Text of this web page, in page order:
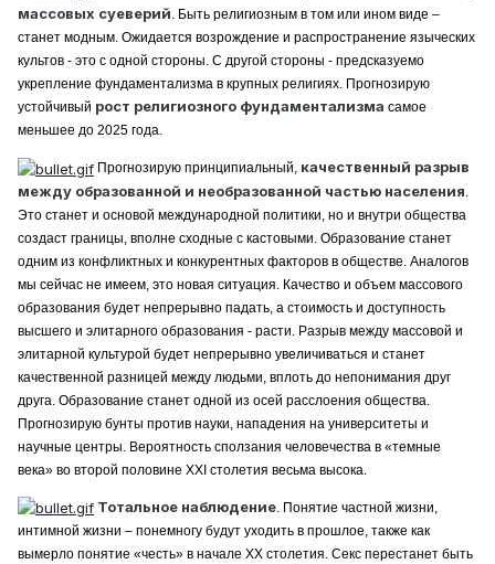
массовых суеверий. Быть религиозным в том или ином виде –
станет модным. Ожидается возрождение и распространение языческих
культов - это с одной стороны. С другой стороны - предсказуемо
укрепление фундаментализма в крупных религиях. Прогнозирую
устойчивый рост религиозного фундаментализма самое
меньшее до 2025 года.
Прогнозирую принципиальный, качественный разрыв
между образованной и необразованной частью населения
Это станет и основой международной политики, но и внутри общества
создаст границы, вполне сходные с кастовыми. Образование станет
одним из конфликтных и конкурентных факторов в обществе. Аналогов
мы сейчас не имеем, это новая ситуация. Качество и объем массового
образования будет непрерывно падать, а стоимость и доступность
высшего и элитарного образования - расти. Разрыв между массовой и
элитарной культурой будет непрерывно увеличиваться и станет
качественной разницей между людьми, вплоть до непонимания друг
друга. Образование станет одной из осей расслоения общества.
Прогнозирую бунты против науки, нападения на университеты и
научные центры. Вероятность сползания человечества в «темные
века» во второй половине XXI столетия весьма высока.
Тотальное наблюдение . Понятие частной жизни,
интимной жизни – понемногу будут уходить в прошлое, также как
вымерло понятие «честь» в начале XX столетия. Секс перестанет быть